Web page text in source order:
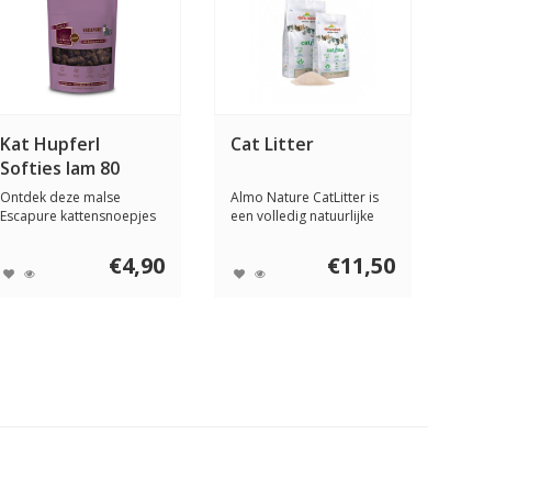
Kat Hupferl
Softies lam 80
gram
Ontdek deze malse
Escapure kattensnoepjes
€4,90
Cat Litter
Almo Nature CatLitter is
een volledig natuurlijke
€11,50